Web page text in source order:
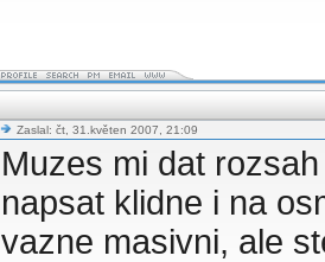
Zaslal: čt, 31.květen 2007, 21:09
Muzes mi dat
napsat klidne i na
vazne masivni, ale